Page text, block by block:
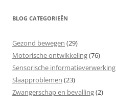
BLOG CATEGORIEËN
Gezond bewegen (29)
Motorische ontwikkeling(76)
Sensorische informatieverwerking
Slaapproblemen (23)
Zwangerschap en bevalling(2)